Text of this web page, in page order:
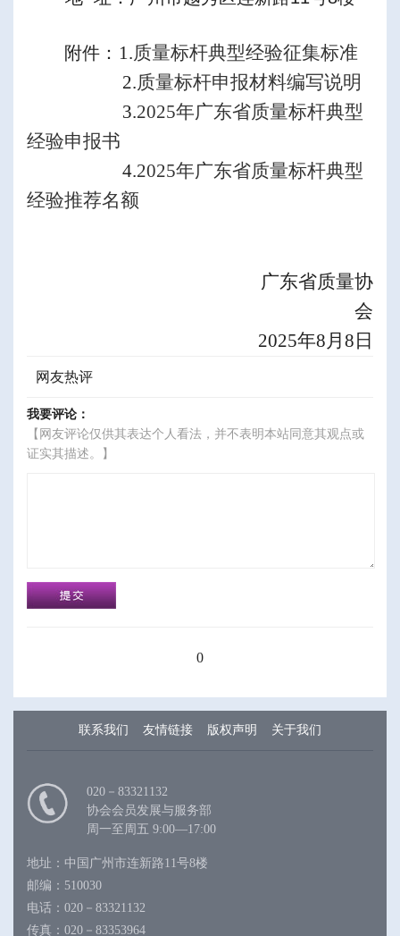
附件： 1.质量标杆典型经验征集标准
2.质量标杆申报材料编写说明
3.2025年广东省质量标杆典型
经验申报书
4.2025年广东省质量标杆典型
经验推荐名额
广东省质量协
会
2025年8月 8 日
网友热评
我要评论：
【网友评论仅供其表达个人看法，并不表明本站同意其观点或
证实其描述。】
0
联系我们 友情链接 版权声明 关于我们
020－83321132
协会会员发展与服务部
周一至周五 9:00—17:00
地址：中国广州市连新路11号8楼
邮编：510030
电话：020－83321132
传真：020－83353964